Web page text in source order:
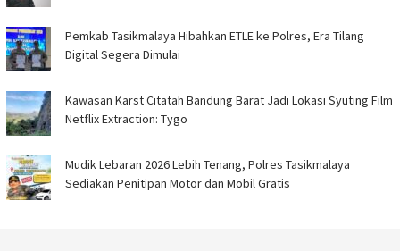
Pemkab Tasikmalaya Hibahkan ETLE ke Polres, Era Tilang
Digital Segera Dimulai
Kawasan Karst Citatah Bandung Barat Jadi Lokasi Syuting Film
Netflix Extraction: Tygo
Mudik Lebaran 2026 Lebih Tenang, Polres Tasikmalaya
Sediakan Penitipan Motor dan Mobil Gratis